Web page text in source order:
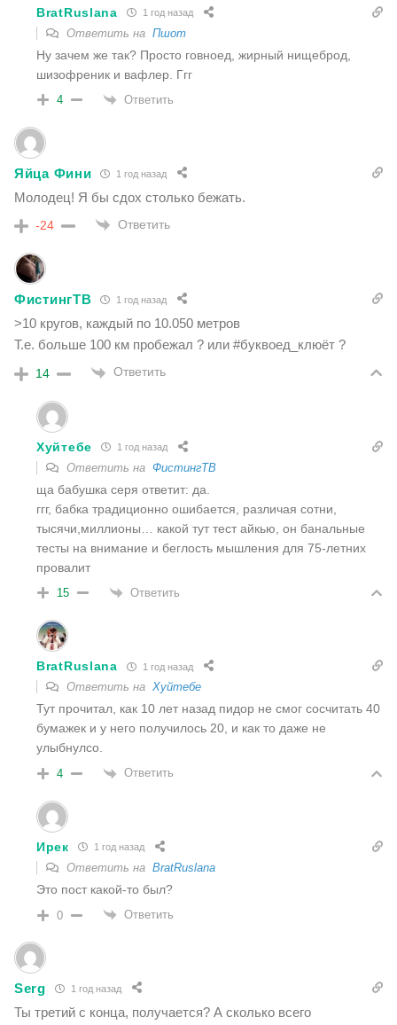
BratRuslana 1 год назад
Ответить на Пшот
Ну зачем же так? Просто говноед, жирный нищеброд,
шизофреник и вафлер. Ггг
4 Ответить
Яйца Фини 1 год назад
Молодец! Я бы сдох столько бежать.
-24 Ответить
ФистингТВ 1 год назад
>10 кругов, каждый по 10.050 метров
Т.е. больше 100 км пробежал ? или #буквоед_клюёт ?
14 Ответить
Хуйтебе 1 год назад
Ответить на ФистингТВ
ща бабушка серя ответит: да.
ггг, бабка традиционно ошибается, различая сотни,
тысячи,миллионы… какой тут тест айкью, он банальные
тесты на внимание и беглость мышления для 75-летних
провалит
15 Ответить
BratRuslana 1 год назад
Ответить на Хуйтебе
Тут прочитал, как 10 лет назад пидор не смог сосчитать 40
бумажек и у него получилось 20, и как то даже не
улыбнулсо.
4 Ответить
Ирек 1 год назад
Ответить на BratRuslana
Это пост какой-то был?
0 Ответить
Serg 1 год назад
Ты третий с конца, получается? А сколько всего